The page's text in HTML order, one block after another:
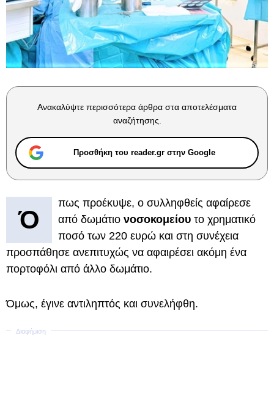
Ανακαλύψτε περισσότερα άρθρα στα αποτελέσματα
αναζήτησης.
Προσθήκη του reader.gr στην Google
Ό
πως προέκυψε, ο συλληφθείς αφαίρεσε
από δωμάτιο νοσοκομείου το χρηματικό
ποσό των 220 ευρώ και στη συνέχεια
προσπάθησε ανεπιτυχώς να αφαιρέσει ακόμη ένα
πορτοφόλι από άλλο δωμάτιο.
Όμως, έγινε αντιληπτός και συνελήφθη.